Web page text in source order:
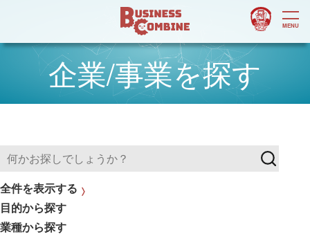
企業/事業を探す
全件を表示する
目的から探す
業種から探す